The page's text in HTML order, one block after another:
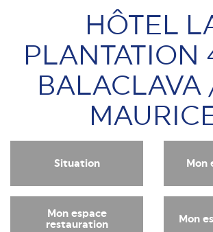
HÔTEL
BALACLAVA
Situation Mon
Mon espace
restauration
Mon